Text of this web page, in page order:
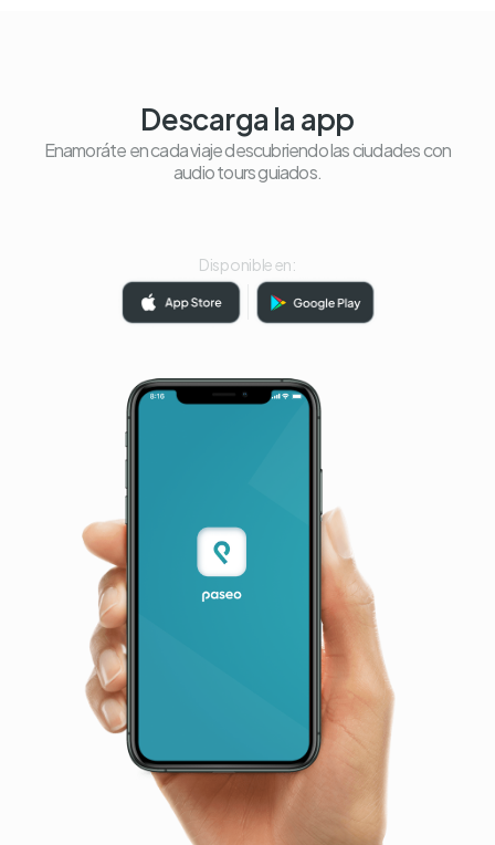
Descarga la app
Enamoráte en cada viaje descubriendo las ciudades con
audio tours guiados.
Disponible en: